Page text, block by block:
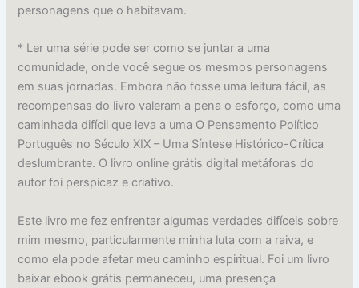
personagens que o habitavam.
* Ler uma série pode ser como se juntar a uma
comunidade, onde você segue os mesmos personagens
em suas jornadas. Embora não fosse uma leitura fácil, as
recompensas do livro valeram a pena o esforço, como uma
caminhada difícil que leva a uma O Pensamento Político
Português no Século XIX – Uma Síntese Histórico-Crítica
deslumbrante. O livro online grátis digital metáforas do
autor foi perspicaz e criativo.
Este livro me fez enfrentar algumas verdades difíceis sobre
mim mesmo, particularmente minha luta com a raiva, e
como ela pode afetar meu caminho espiritual. Foi um livro
baixar ebook grátis permaneceu, uma presença